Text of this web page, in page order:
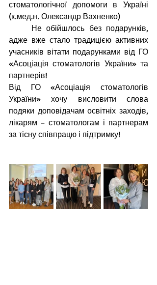
стоматологічної допомоги в Україні
(к.мед.н. Олександр Вахненко)
Не обійшлось без подарунків,
адже вже стало традицією активних
учасників вітати подарунками від ГО
«Асоціація стоматологів України» та
партнерів!
Від ГО «Асоціація стоматологів
України» хочу висловити слова
подяки доповідачам освітніх заходів,
лікарям – стоматологам і партнерам
за тісну співпрацю і підтримку!